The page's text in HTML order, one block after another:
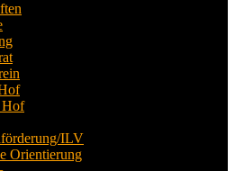
Hof
ILV
Orientierung